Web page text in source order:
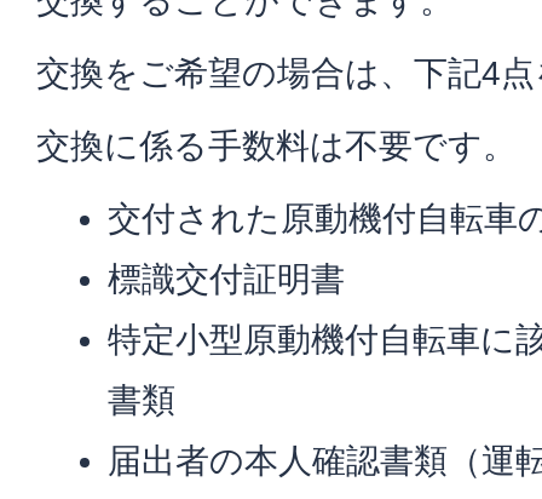
交換をご希望の場合は、下記4
交換に係る手数料は不要です。
交付された原動機付自転車
標識交付証明書
特定小型原動機付自転車に
書類
届出者の本人確認書類（運